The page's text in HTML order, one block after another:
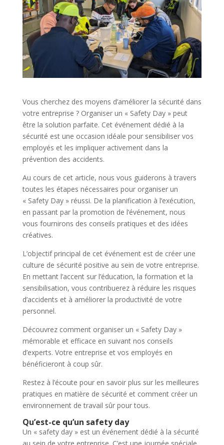
Vous cherchez des moyens d’améliorer la sécurité dans
votre entreprise ? Organiser un « Safety Day » peut
être la solution parfaite. Cet événement dédié à la
sécurité est une occasion idéale pour sensibiliser vos
employés et les impliquer activement dans la
prévention des accidents.
Au cours de cet article, nous vous guiderons à travers
toutes les étapes nécessaires pour organiser un
« Safety Day » réussi. De la planification à l’exécution,
en passant par la promotion de l’événement, nous
vous fournirons des conseils pratiques et des idées
créatives.
L’objectif principal de cet événement est de créer une
culture de sécurité positive au sein de votre entreprise.
En mettant l’accent sur l’éducation, la formation et la
sensibilisation, vous contribuerez à réduire les risques
d’accidents et à améliorer la productivité de votre
personnel.
Découvrez comment organiser un « Safety Day »
mémorable et efficace en suivant nos conseils
d’experts. Votre entreprise et vos employés en
bénéficieront à coup sûr.
Restez à l’écoute pour en savoir plus sur les meilleures
pratiques en matière de sécurité et comment créer un
environnement de travail sûr pour tous.
Qu’est-ce qu’un safety day
Un « safety day » est un événement dédié à la sécurité